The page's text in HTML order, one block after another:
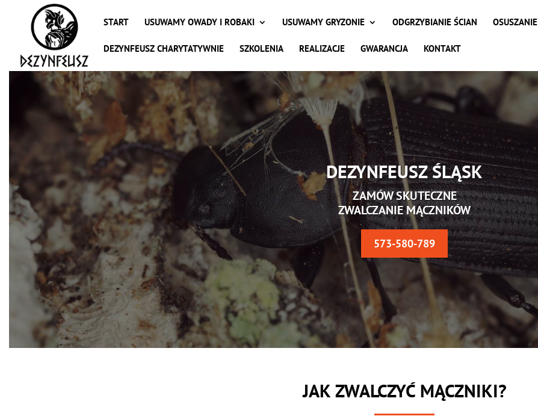
START USUWAMY OWADY I ROBAKI USUWAMY GRYZONIE ODGRZYBIANIE ŚCIAN OSUSZANIE
DEZYNFEUSZ CHARYTATYWNIE SZKOLENIA REALIZACJE GWARANCJA KONTAKT
DEZYNFEUSZ ŚLĄSK
ZAMÓW SKUTECZNE
ZWALCZANIE MĄCZNIKÓW
573-580-789
JAK ZWALCZYĆ MĄCZNIKI?